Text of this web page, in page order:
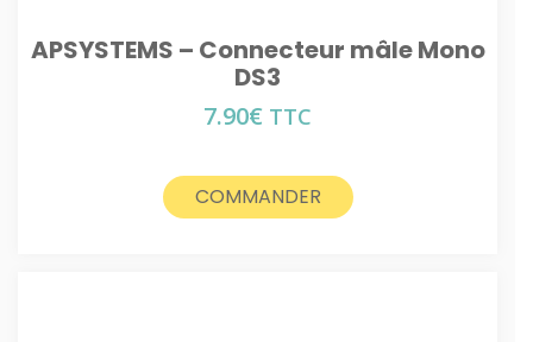
APSYSTEMS – Connecteur mâle Mono
DS3
7.90€ TTC
COMMANDER